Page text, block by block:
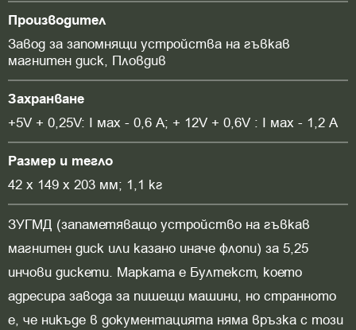
Производител
Завод за запомнящи устройства на гъвкав
магнитен диск, Пловдив
Захранване
+5V + 0,25V: I мах - 0,6 A; + 12V + 0,6V : I мах - 1,2 A
Размер и тегло
42 x 149 x 203 мм; 1,1 кг
ЗУГМД (запаметяващо устройство на гъвкав
магнитен диск или казано иначе флопи) за 5,25
инчови дискети. Марката е Бултекст, което
адресира завода за пишещи машини, но странното
е, че никъде в документацията няма връзка с този